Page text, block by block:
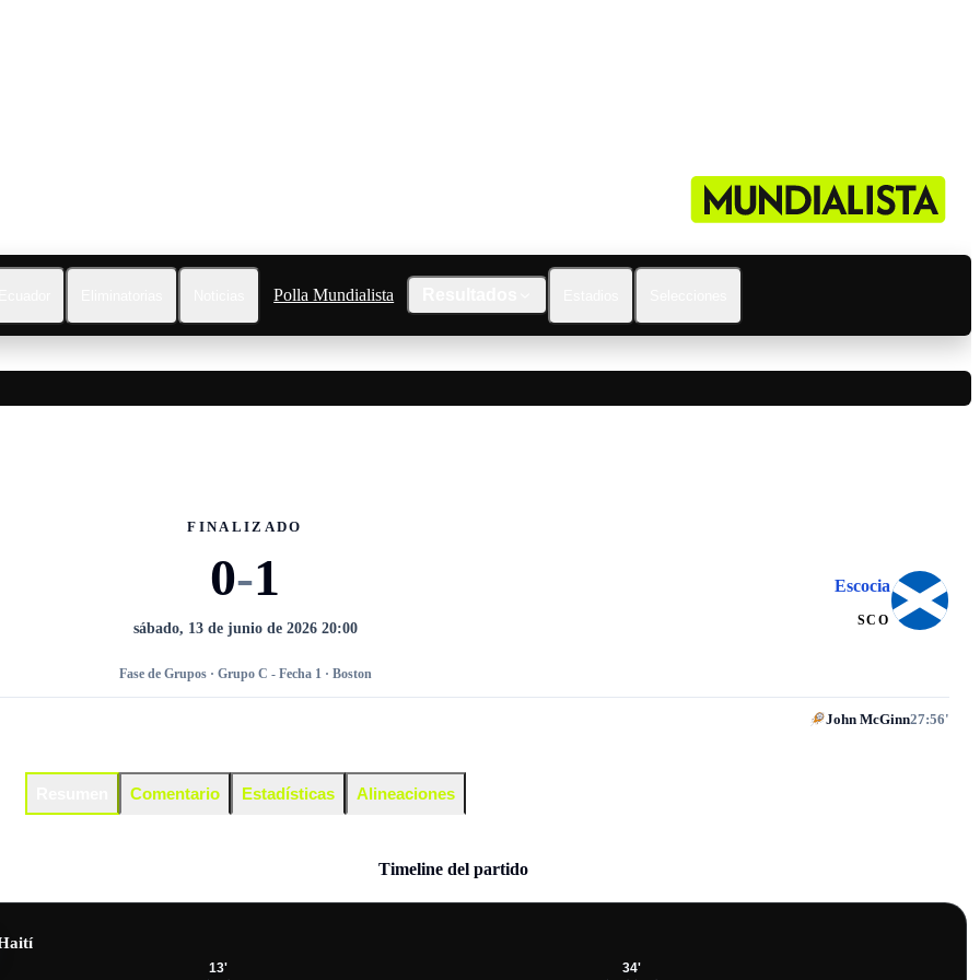
Polla Mundialista
FINALIZADO
0-1
sábado, 13 de junio de 2026 20:00
Fase de Grupos · Grupo C - Fecha 1 · Boston
Escocia
SCO
John McGinn27:56'
Comentario Estadísticas Alineaciones
Timeline del partido
13' 34'